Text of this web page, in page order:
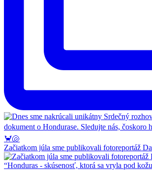
Začiatkom júla sme publikovali fotoreportáž Da